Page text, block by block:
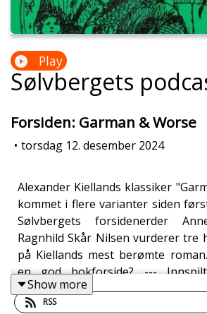
Play
Sølvbergets
Forsiden: Garman & Worse
• torsdag 12. desember 2024
Alexander Kiellands klassiker
kommet i flere varianter siden
Sølvbergets forsidenerder
Ragnhild Skår Nilsen vurderer tre
på Kiellands mest berømte
en god bokforside? ---
bibliotek og kulturhus i
Medvirkende: Ragnhild Skår
Show more
RSS